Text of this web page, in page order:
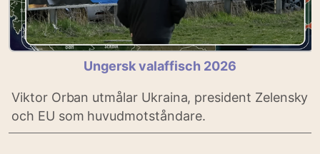
Ungersk valaffisch 2026
Viktor Orban utmålar Ukraina, president Zelensky
och EU som huvudmotståndare.